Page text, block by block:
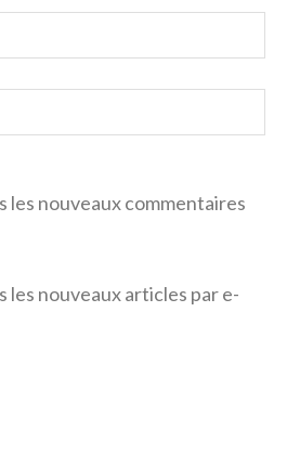
les nouveaux commentaires
les nouveaux articles par e-